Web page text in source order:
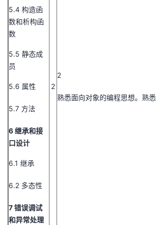
5.4 构造函
数和析构函
数
5.5 静态成
员
5.6 属性
5.7 方法
6 继承和接
口设计
6.1 继承
6.2 多态性
7 错误调试
和异常处理
2
2
熟悉面向对象的编程思想。熟